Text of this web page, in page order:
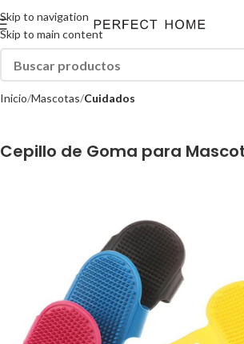
Skip to navigation
Skip to main content
Inicio Mascotas Cuidados
Cepillo de Goma para